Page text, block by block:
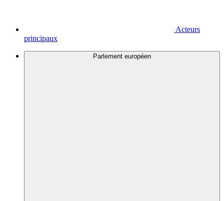
Acteurs
principaux
Parlement européen